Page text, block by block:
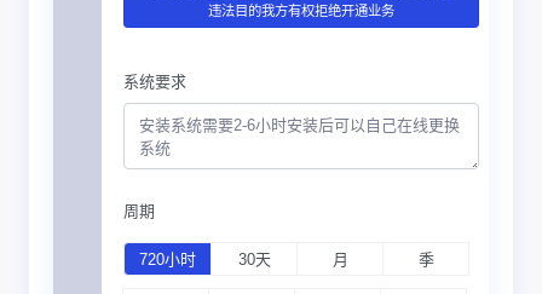
违法目的我方有权拒绝开通业务
系统要求
周期
720小时 30天 月 季